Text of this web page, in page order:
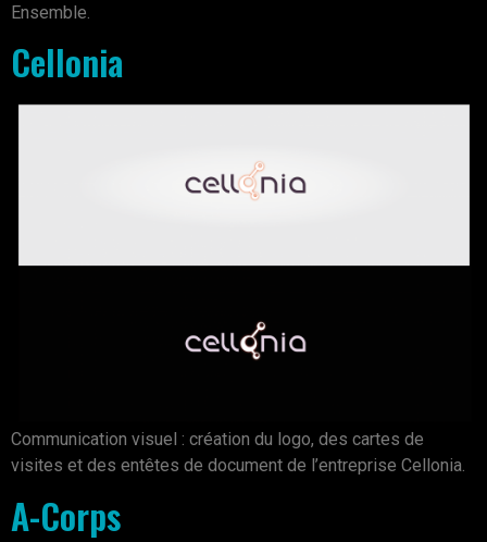
Ensemble.
Cellonia
Communication visuel : création du logo, des cartes de
visites et des entêtes de document de l’entreprise Cellonia.
A-Corps